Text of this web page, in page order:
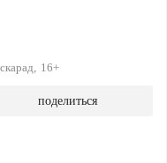
16+
поделиться